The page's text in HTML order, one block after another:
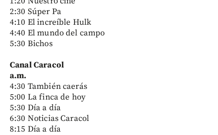
2:30 Súper Pa
4:10 El increíble Hulk
4:40 El mundo del campo
5:30 Bichos
Canal Caracol
a.m.
4:30 También caerás
5:00 La finca de hoy
5:30 Día a día
6:30 Noticias Caracol
8:15 Día a día